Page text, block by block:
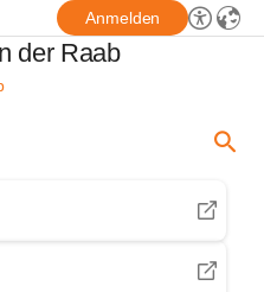
Anmelden
der Raab